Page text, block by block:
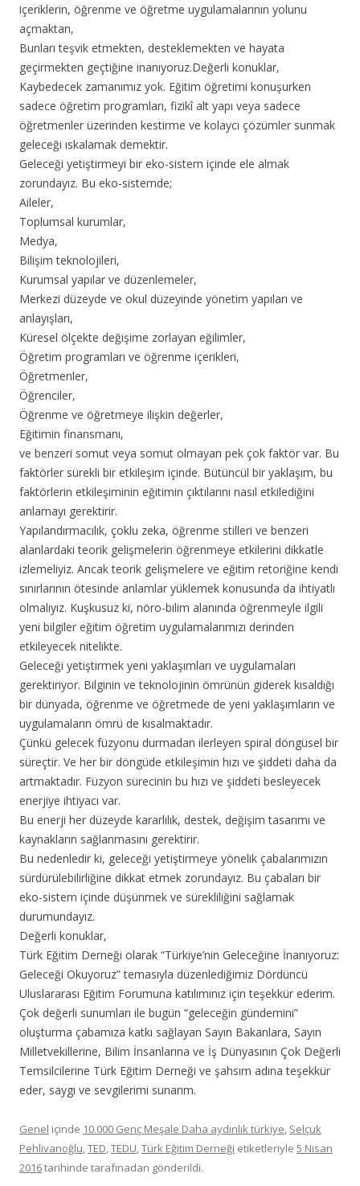
içeriklerin, öğrenme ve öğretme uygulamalarının yolunu
açmaktan,
Bunları teşvik etmekten, desteklemekten ve hayata
geçirmekten geçtiğine inanıyoruz.Değerli konuklar,
Kaybedecek zamanımız yok. Eğitim öğretimi konuşurken
sadece öğretim programları, fizikî alt yapı veya sadece
öğretmenler üzerinden kestirme ve kolaycı çözümler sunmak
geleceği ıskalamak demektir.
Geleceği yetiştirmeyi bir eko-sistem içinde ele almak
zorundayız. Bu eko-sistemde;
Aileler,
Toplumsal kurumlar,
Medya,
Bilişim teknolojileri,
Kurumsal yapılar ve düzenlemeler,
Merkezi düzeyde ve okul düzeyinde yönetim yapıları ve
anlayışları,
Küresel ölçekte değişime zorlayan eğilimler,
Öğretim programları ve öğrenme içerikleri,
Öğretmenler,
Öğrenciler,
Öğrenme ve öğretmeye ilişkin değerler,
Eğitimin finansmanı,
ve benzeri somut veya somut olmayan pek çok faktör var. Bu
faktörler sürekli bir etkileşim içinde. Bütüncül bir yaklaşım, bu
faktörlerin etkileşiminin eğitimin çıktılarını nasıl etkilediğini
anlamayı gerektirir.
Yapılandırmacılık, çoklu zeka, öğrenme stilleri ve benzeri
alanlardaki teorik gelişmelerin öğrenmeye etkilerini dikkatle
izlemeliyiz. Ancak teorik gelişmelere ve eğitim retoriğine kendi
sınırlarının ötesinde anlamlar yüklemek konusunda da ihtiyatlı
olmalıyız. Kuşkusuz ki, nöro-bilim alanında öğrenmeyle ilgili
yeni bilgiler eğitim öğretim uygulamalarımızı derinden
etkileyecek nitelikte.
Geleceği yetiştirmek yeni yaklaşımları ve uygulamaları
gerektiriyor. Bilginin ve teknolojinin ömrünün giderek kısaldığı
bir dünyada, öğrenme ve öğretmede de yeni yaklaşımların ve
uygulamaların ömrü de kısalmaktadır.
Çünkü gelecek füzyonu durmadan ilerleyen spiral döngüsel bir
süreçtir. Ve her bir döngüde etkileşimin hızı ve şiddeti daha da
artmaktadır. Füzyon sürecinin bu hızı ve şiddeti besleyecek
enerjiye ihtiyacı var.
Bu enerji her düzeyde kararlılık, destek, değişim tasarımı ve
kaynakların sağlanmasını gerektirir.
Bu nedenledir ki, geleceği yetiştirmeye yönelik çabalarımızın
sürdürülebilirliğine dikkat etmek zorundayız. Bu çabaları bir
eko-sistem içinde düşünmek ve sürekliliğini sağlamak
durumundayız.
Değerli konuklar,
Türk Eğitim Derneği olarak “Türkiye’nin Geleceğine İnanıyoruz:
Geleceği Okuyoruz” temasıyla düzenlediğimiz Dördüncü
Uluslararası Eğitim Forumuna katılımınız için teşekkür ederim.
Çok değerli sunumları ile bugün “geleceğin gündemini”
oluşturma çabamıza katkı sağlayan Sayın Bakanlara, Sayın
Milletvekillerine, Bilim İnsanlarına ve İş Dünyasının Çok Değerli
Temsilcilerine Türk Eğitim Derneği ve şahsım adına teşekkür
eder, saygı ve sevgilerimi sunarım.
Genel içinde 10.000 Genç Meşale Daha aydınlık türkiye, Selçuk
Pehlivanoğlu,TED,TEDU,Türk Eğitim Derneği etiketleriyle 5 Nisan
2016tarihinde tarafınadan gönderildi.